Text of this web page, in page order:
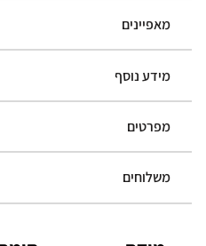
מאפיינים
מידע נוסף
מפרטים
משלוחים